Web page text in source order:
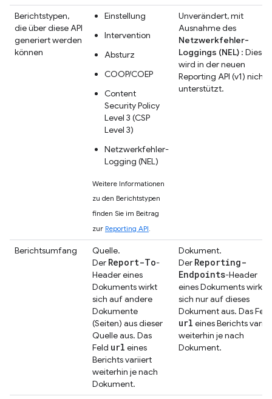
Berichtstypen,
die über diese API
generiert werden
können
Einstellung
Intervention
Absturz
COOP/COEP
Content
Security Policy
Level 3 (CSP
Level 3)
Netzwerkfehler-
Logging (NEL)
Weitere Informationen
zu den Berichtstypen
finden Sie im Beitrag
zur Reporting API.
Unverändert, mit
Ausnahme des
Netzwerkfehler-
Loggings (NEL) : Dieses
wird in der neuen
Reporting API (v1) nicht
unterstützt.
Berichtsumfang
Quelle.
Der Report-To-
Header eines
Dokuments wirkt
sich auf andere
Dokumente
(Seiten) aus dieser
Quelle aus. Das
Feld url eines
Berichts variiert
weiterhin je nach
Dokument.
Dokument.
Der Reporting-
Endpoints-Header
eines Dokuments wirkt
sich nur auf dieses
Dokument aus. Das Feld
url eines Berichts
weiterhin je nach
Dokument.